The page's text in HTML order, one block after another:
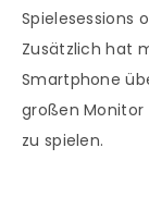
Spielesessions
Zusätzlich hat
Smartphone
großen Monitor
zu spielen.